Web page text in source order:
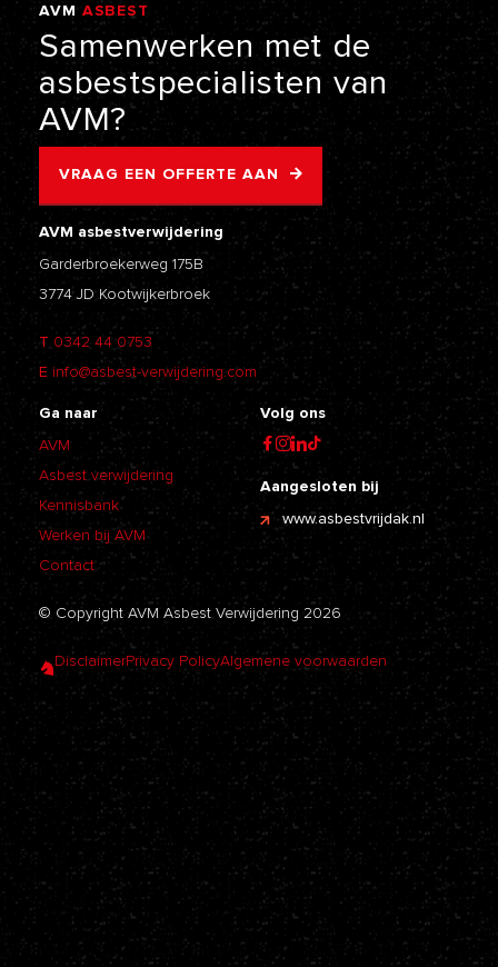
AVM ASBEST
VERWIJDERING
Samenwerken met de
asbestspecialisten van
AVM?
VRAAG EEN OFFERTE AAN
AVM asbestverwijdering
Garderbroekerweg 175B
3774 JD Kootwijkerbroek
T 0342 44 0753
E info@asbest-verwijdering.com
Ga naar
AVM
Asbest verwijdering
Kennisbank
Werken bij AVM
Contact
Volg ons
Aangesloten bij
www.asbestvrijdak.nl
© Copyright AVM Asbest Verwijdering 2026
DisclaimerPrivacy PolicyAlgemene voorwaarden